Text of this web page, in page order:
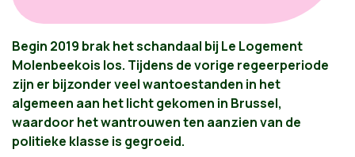
Begin 2019 brak het schandaal bij Le Logement
Molenbeekois los. Tijdens de vorige regeerperiode
zijn er bijzonder veel wantoestanden in het
algemeen aan het licht gekomen in Brussel,
waardoor het wantrouwen ten aanzien van de
politieke klasse is gegroeid.